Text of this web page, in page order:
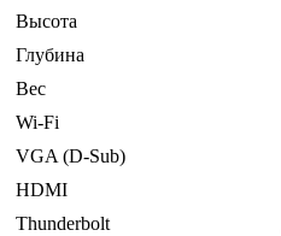
Высота
Глубина
Вес
Wi-Fi
VGA (D-Sub)
HDMI
Thunderbolt